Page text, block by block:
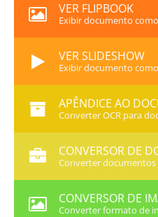
VER FLIPBOOK
Exibir documento
VER SLIDESHOW
Exibir documento
APÊNDICE AO
Converter OCR para
CONVERSOR DE
Converter
CONVERSOR DE
Converter formato de